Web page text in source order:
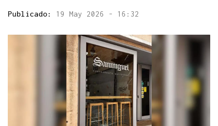
Publicado: 19 May 2026 - 16:32